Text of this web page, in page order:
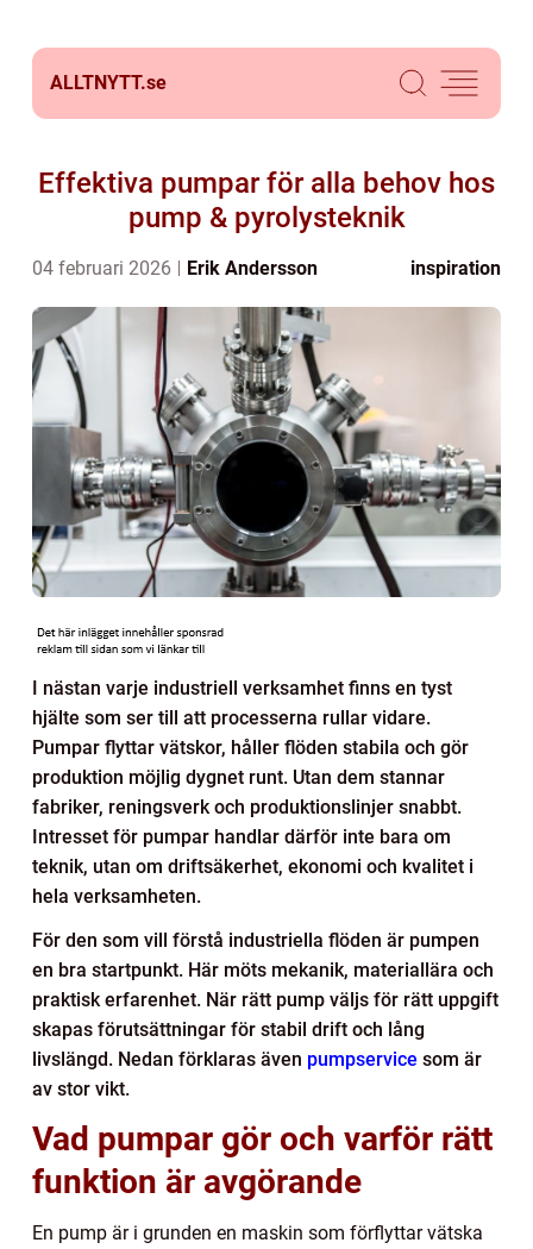
ALLTNYTT.se
Effektiva pumpar för alla behov hos
pump & pyrolysteknik
04 februari 2026 Erik Andersson inspiration
I nästan varje industriell verksamhet finns en tyst
hjälte som ser till att processerna rullar vidare.
Pumpar flyttar vätskor, håller flöden stabila och gör
produktion möjlig dygnet runt. Utan dem stannar
fabriker, reningsverk och produktionslinjer snabbt.
Intresset för pumpar handlar därför inte bara om
teknik, utan om driftsäkerhet, ekonomi och kvalitet i
hela verksamheten.
För den som vill förstå industriella flöden är pumpen
en bra startpunkt. Här möts mekanik, materiallära och
praktisk erfarenhet. När rätt pump väljs för rätt uppgift
skapas förutsättningar för stabil drift och lång
livslängd. Nedan förklaras även pumpservice som är
av stor vikt.
Vad pumpar gör och varför rätt
funktion är avgörande
En pump är i grunden en maskin som förflyttar vätska